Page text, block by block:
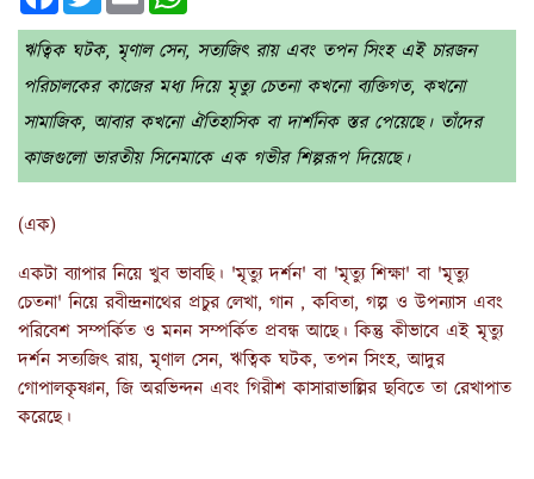
ঋত্বিক ঘটক, মৃণাল সেন, সত্যজিৎ রায় এবং তপন সিংহ এই চারজন
পরিচালকের কাজের মধ্য দিয়ে মৃত্যু চেতনা কখনো ব্যক্তিগত, কখনো
সামাজিক, আবার কখনো ঐতিহাসিক বা দার্শনিক স্তর পেয়েছে। তাঁদের
কাজগুলো ভারতীয় সিনেমাকে এক গভীর শিল্পরূপ দিয়েছে।
(এক)
একটা ব্যাপার নিয়ে খুব ভাবছি। 'মৃত্যু দর্শন' বা 'মৃত্যু শিক্ষা' বা 'মৃত্যু
চেতনা' নিয়ে রবীন্দ্রনাথের প্রচুর লেখা, গান , কবিতা, গল্প ও উপন্যাস এবং
পরিবেশ সম্পর্কিত ও মনন সম্পর্কিত প্রবন্ধ আছে। কিন্তু কীভাবে এই মৃত্যু
দর্শন সত্যজিৎ রায়, মৃণাল সেন, ঋত্বিক ঘটক, তপন সিংহ, আদুর
গোপালকৃষ্ণান, জি অরভিন্দন এবং গিরীশ কাসারাভাল্লির ছবিতে তা রেখাপাত
করেছে।